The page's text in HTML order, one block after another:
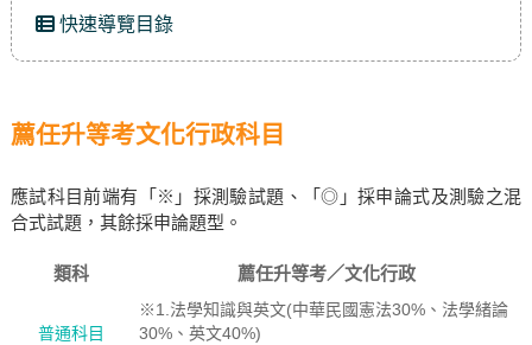
快速導覽目錄
薦任升等考文化行政科目
應試科目前端有「※」採測驗試題、「◎」採申論式及測驗之混
合式試題，其餘採申論題型。
類科 薦任升等考／文化行政
普通科目
※1.法學知識與英文(中華民國憲法30%、法學緒論
30%、英文40%)